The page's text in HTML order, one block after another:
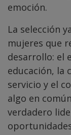
emoción.
La selección
mujeres que
desarrollo: el
educación, la
servicio y el
algo en
verdadero